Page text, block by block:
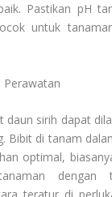
Pastikan pH
untuk
Perawatan
daun sirih dapat
Bibit di tanam
optimal,
dengan